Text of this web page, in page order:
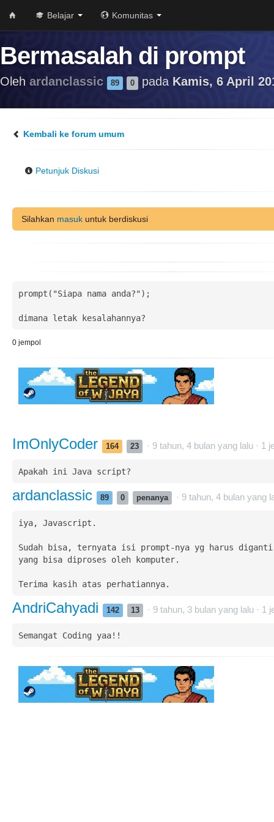
Belajar Komunitas
Bermasalah di prompt
Oleh ardanclassic 89 0 pada Kamis, 6 April
Kembali ke forum umum
Petunjuk Diskusi
Silahkan masuk untuk berdiskusi
prompt("Siapa nama anda?");
dimana letak kesalahannya?
0 jempol
ImOnlyCoder 164 23 · 9 tahun, 4 bulan yang lalu · 1
Apakah ini Java script?
ardanclassic 89 0 penanya · 9 tahun, 4 bulan yang
iya, Javascript.
Sudah bisa, ternyata isi prompt-nya yg harus
yang bisa diproses oleh komputer.
Terima kasih atas perhatiannya.
AndriCahyadi 142 13 · 9 tahun, 3 bulan yang lalu · 1
Semangat Coding yaa!!